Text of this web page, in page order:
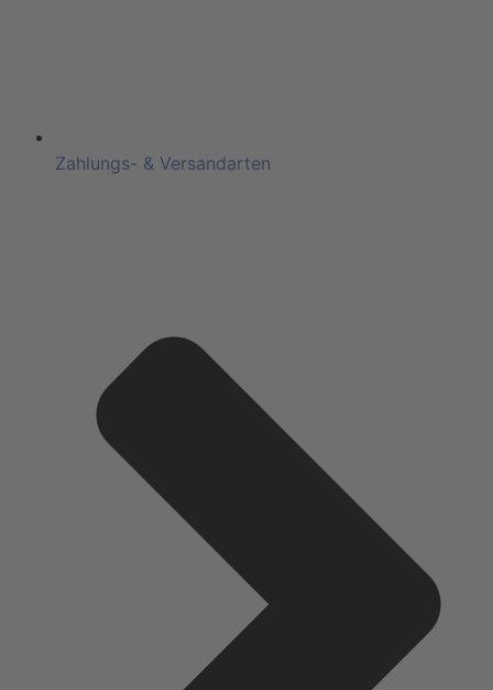
Zahlungs- & Versandarten